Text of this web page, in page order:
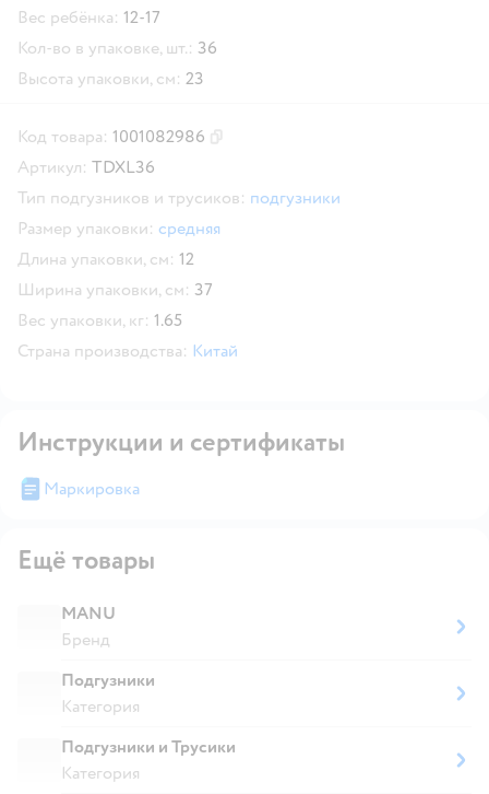
Вес ребёнка: 12-17
Кол-во в упаковке, шт.: 36
Высота упаковки, см: 23
Код товара: 1001082986
Артикул: TDXL36
Тип подгузников и трусиков: подгузники
Размер упаковки: средняя
Длина упаковки, см: 12
Ширина упаковки, см: 37
Вес упаковки, кг: 1.65
Страна производства: Китай
Инструкции и сертификаты
Маркировка
Ещё товары
MANU
Бренд
Подгузники
Категория
Подгузники и Трусики
Категория